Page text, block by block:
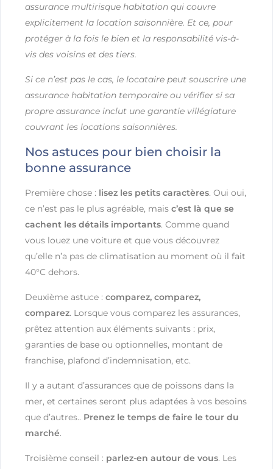
assurance multirisque habitation qui couvre
explicitement la location saisonnière. Et ce, pour
protéger à la fois le bien et la responsabilité vis-à-
vis des voisins et des tiers.
Si ce n’est pas le cas, le locataire peut souscrire une
assurance habitation temporaire ou vérifier si sa
propre assurance inclut une garantie villégiature
couvrant les locations saisonnières​.
Nos astuces pour bien choisir la
bonne assurance
Première chose : lisez les petits caractères. Oui oui,
ce n’est pas le plus agréable, maisc’est là que se
cachent les détails importants. Comme quand
vous louez une voiture et que vous découvrez
qu’elle n’a pas de climatisation au moment où il fait
40°C dehors.
Deuxième astuce :comparez, comparez,
comparez. Lorsque vous comparez les assurances,
prêtez attention aux éléments suivants : prix,
garanties de base ou optionnelles, montant de
franchise, plafond d’indemnisation, etc.
Il y a autant d’assurances que de poissons dans la
mer, et certaines seront plus adaptées à vos besoins
que d’autres.. Prenez le temps de faire le tour du
marché.
Troisième conseil : parlez-en autour de vous. Les